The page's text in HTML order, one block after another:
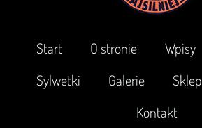
Start O stronie Wpisy
Sylwetki
Galerie Sklep
Kontakt